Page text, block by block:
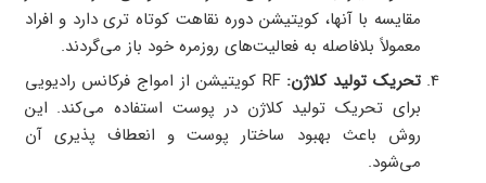
مقایسه با آنها، کویتیشن دوره نقاهت کوتاه تری دارد و افراد
معمولاً بلافاصله به فعالیت‌های روزمره خود باز می‌گردند.
تحریک تولید کلاژن:
RF کویتیشن از امواج فرکانس رادیویی
برای تحریک تولید کلاژن در پوست استفاده می‌کند. این
روش باعث بهبود ساختار پوست و انعطاف پذیری آن
می‌شود.